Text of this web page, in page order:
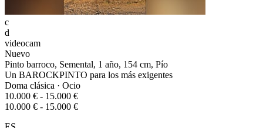
c
d
videocam
Nuevo
Pinto barroco, Semental, 1 año, 154 cm, Pío
Un BAROCKPINTO para los más exigentes
Doma clásica · Ocio
10.000 € - 15.000 €
10.000 € - 15.000 €